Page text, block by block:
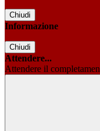
Chiudi
Informazione
Chiudi
Attendere...
Attendere il